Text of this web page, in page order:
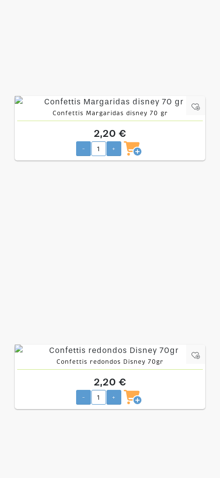
Confettis Margaridas disney 70 gr
2,20 €
- +
Confettis redondos Disney 70gr
2,20 €
- +